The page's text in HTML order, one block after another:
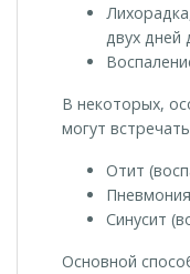
двух дней
В некоторых,
могут
Отит
Пневмония
Синусит
Основной